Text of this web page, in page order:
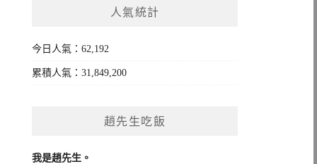
人氣統計
今日人氣：62,192
累積人氣：31,849,200
趙先生吃飯
我是趙先生。